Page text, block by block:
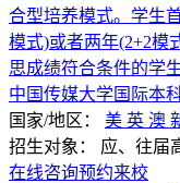
合型培养模式。学生
模式)或者两年(2+2模
思成绩符合条件的学
中国传媒大学国际本
国家/地区： 美 英 澳
招生对象： 应、往届
在线咨询预约来校